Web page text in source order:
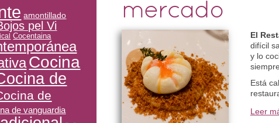
mercado
El
difícil
y lo
Está
Leer
amontillado
pel Vi
Cocentaina
Cocina
de
de
de vanguardia